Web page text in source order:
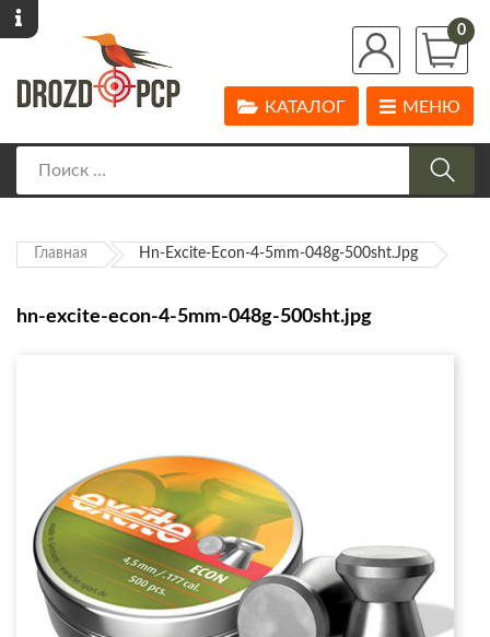
0
МЕНЮ
КАТАЛОГ
Главная Hn-Excite-Econ-4-5mm-048g-500sht.jpg
hn-excite-econ-4-5mm-048g-500sht.jpg